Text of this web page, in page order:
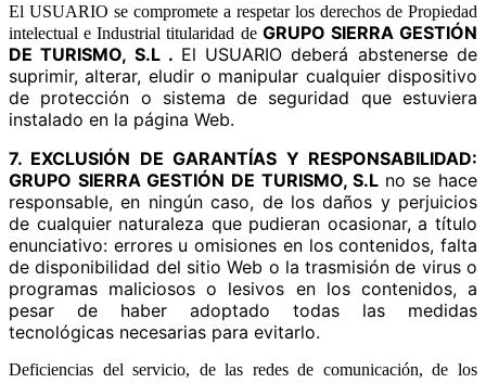
El USUARIO se compromete a respetar los derechos de Propiedad
intelectual e Industrial titularidad de GRUPO SIERRA GESTIÓN
DE TURISMO, S.L . El USUARIO deberá abstenerse de
suprimir, alterar, eludir o manipular cualquier dispositivo
de protección o sistema de seguridad que estuviera
instalado en la página Web.
7. EXCLUSIÓN DE GARANTÍAS Y RESPONSABILIDAD:
GRUPO SIERRA GESTIÓN DE TURISMO, S.L no se hace
responsable, en ningún caso, de los daños y perjuicios
de cualquier naturaleza que pudieran ocasionar, a título
enunciativo: errores u omisiones en los contenidos, falta
de disponibilidad del sitio Web o la trasmisión de virus o
programas maliciosos o lesivos en los contenidos, a
pesar de haber adoptado todas las medidas
tecnológicas necesarias para evitarlo.
Deficiencias del servicio, de las redes de comunicación, de los